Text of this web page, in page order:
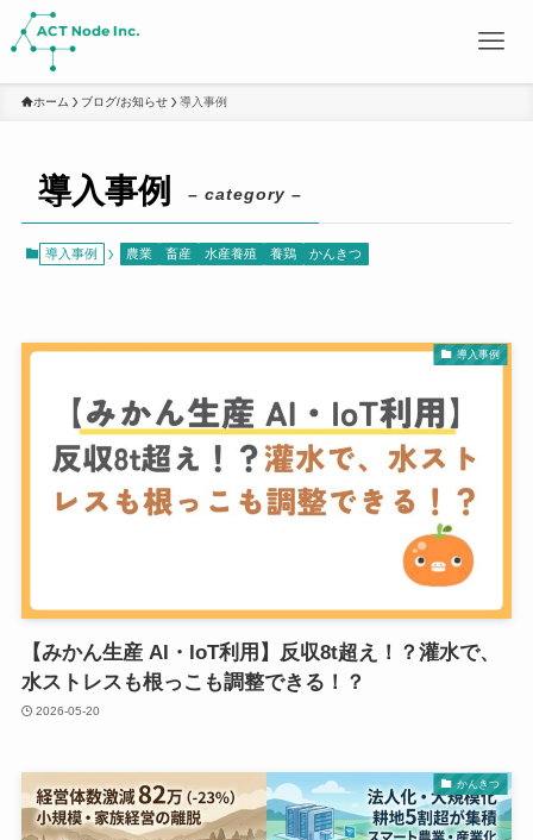
ホーム ブログ/お知らせ 導入事例
導入事例 – category –
導入事例 農業 畜産 水産養殖 養鶏 かんきつ
導入事例
【みかん生産 AI・IoT利用】反収8t超え！？灌水で、
水ストレスも根っこも調整できる！？
2026-05-20
かんきつ